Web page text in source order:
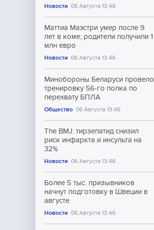
Новости 06 Августа 13:46
Маттиа Маэстри умер после 9
лет в коме; родители получили 1
млн евро
Новости 06 Августа 13:46
Минобороны Беларуси провело
тренировку 56-го полка по
перехвату БПЛА
Общество 06 Августа 13:46
The BMJ: тирзепатид снизил
риск инфаркта и инсульта на
32%
Новости 06 Августа 13:46
Более 5 тыс. призывников
начнут подготовку в Швеции в
августе
Новости 06 Августа 13:46